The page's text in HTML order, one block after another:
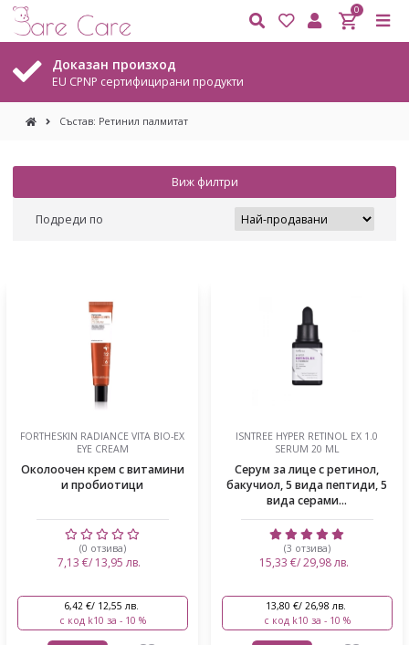
0
Доказан произход
EU CPNP сертифицирани продукти
Състав: Ретинил палмитат
Виж филтри
Подреди по
FORTHESKIN RADIANCE VITA BIO-EX
EYE CREAM
Околоочен крем с витамини
и пробиотици
(0 отзива)
7,13 €/ 13,95 лв.
6,42 €/ 12,55 лв.
с код k10 за - 10 %
ISNTREE HYPER RETINOL EX 1.0
SERUM 20 ML
Серум за лице с ретинол,
бакучиол, 5 вида пептиди, 5
вида серами...
(3 отзива)
15,33 €/ 29,98 лв.
13,80 €/ 26,98 лв.
с код k10 за - 10 %